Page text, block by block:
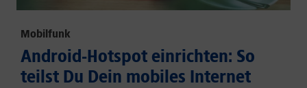
Mobilfunk
Android-Hotspot einrichten: So
teilst Du Dein mobiles Internet